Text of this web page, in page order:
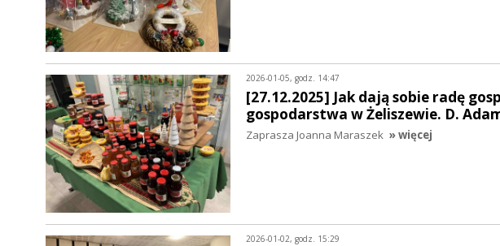
2026-01-05, godz. 14:47
[27.12.2025] Jak dają sobie radę
gospodarstwa w Żeliszewie. D.
Zaprasza Joanna Maraszek » więcej
2026-01-02, godz. 15:29